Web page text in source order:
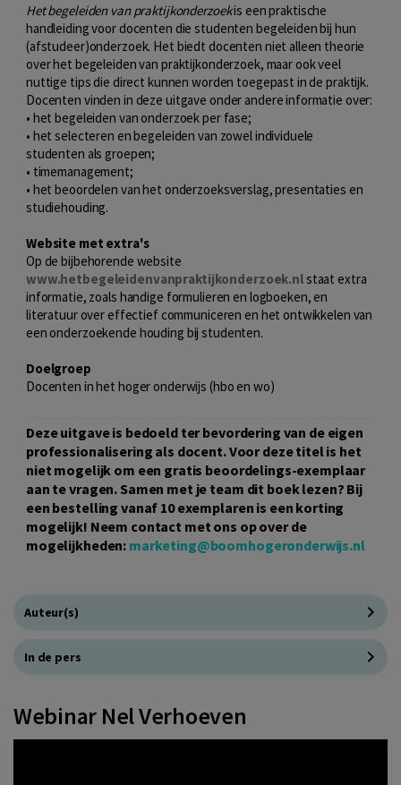
Het begeleiden van praktijkonderzoekis een praktische
handleiding voor docenten die studenten begeleiden bij hun
(afstudeer)onderzoek. Het biedt docenten niet alleen theorie
over het begeleiden van praktijkonderzoek, maar ook veel
nuttige tips die direct kunnen worden toegepast in de praktijk.
Docenten vinden in deze uitgave onder andere informatie over:
• het begeleiden van onderzoek per fase;
• het selecteren en begeleiden van zowel individuele
studenten als groepen;
• timemanagement;
• het beoordelen van het onderzoeksverslag, presentaties en
studiehouding.
Website met extra's
Op de bijbehorende website
www.hetbegeleidenvanpraktijkonderzoek.nlstaat extra
informatie, zoals handige formulieren en logboeken, en
literatuur over effectief communiceren en het ontwikkelen van
een onderzoekende houding bij studenten.
Doelgroep
Docenten in het hoger onderwijs (hbo en wo)
Deze uitgave is bedoeld ter bevordering van de eigen
professionalisering als docent. Voor deze titel is het
niet mogelijk om een gratis beoordelings-exemplaar
aan te vragen. Samen met je team dit boek lezen? Bij
een bestelling vanaf 10 exemplaren is een korting
mogelijk! Neem contact met ons op over de
mogelijkheden: marketing@boomhogeronderwijs.nl
Auteur(s)
In de pers
Webinar Nel Verhoeven